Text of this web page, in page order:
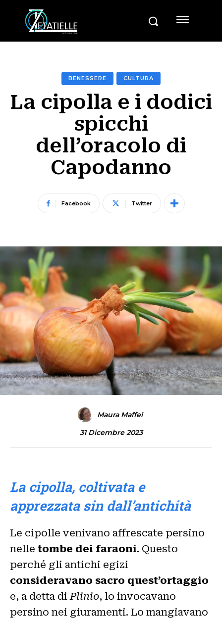
BENESSERE CULTURA
La cipolla e i dodici
spicchi
dell’oracolo di
Capodanno
Facebook Twitter
Maura Maffei
31 Dicembre 2023
La cipolla, coltivata e
apprezzata sin dall’antichità
Le cipolle venivano affrescate persino
nelle tombe dei faraoni. Questo
perché gli antichi egizi
consideravano sacro quest’ortaggio
e, a detta di Plinio, lo invocavano
persino nei giuramenti. Lo mangiavano